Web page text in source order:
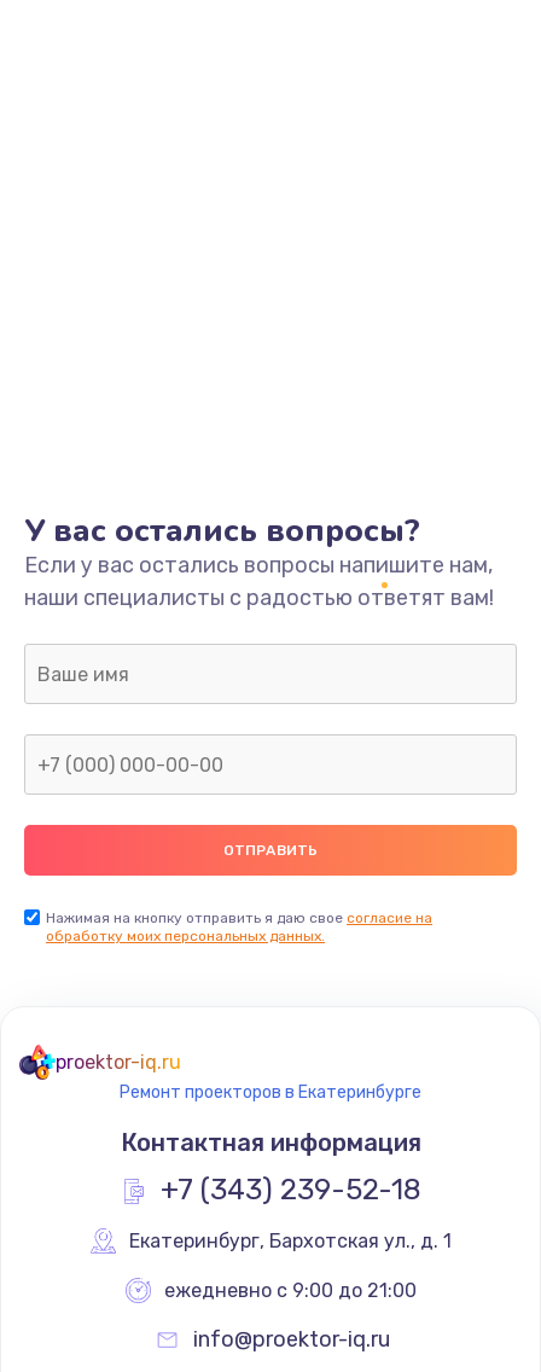
У вас остались вопросы?
Если у вас остались вопросы напишите нам,
наши специалисты с радостью ответят вам!
Нажимая на кнопку отправить я даю свое согласие на
обработку моих персональных данных.
proektor-iq.ru
Ремонт проекторов в Екатеринбурге
Контактная информация
+7 (343) 239-52-18
Екатеринбург, Бархотская ул., д. 1
ежедневно с 9:00 до 21:00
info@proektor-iq.ru